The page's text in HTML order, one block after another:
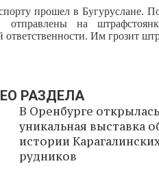
прошел в Бугуруслане.
отправлены на
ответственности. Им грозит
РАЗДЕЛА
В Оренбурге открылась
уникальная выставка
истории
рудников